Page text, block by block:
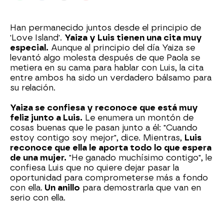
Han permanecido juntos desde el principio de
'Love Island'. Yaiza y Luis tienen una cita muy
especial. Aunque al principio del día Yaiza se
levantó algo molesta después de que Paola se
metiera en su cama para hablar con Luis, la cita
entre ambos ha sido un verdadero bálsamo para
su relación.
Yaiza se confiesa y reconoce que está muy
feliz junto a Luis. Le enumera un montón de
cosas buenas que le pasan junto a él: "Cuando
estoy contigo soy mejor", dice. Mientras, Luis
reconoce que ella le aporta todo lo que espera
de una mujer. "He ganado muchísimo contigo", le
confiesa Luis que no quiere dejar pasar la
oportunidad para comprometerse más a fondo
con ella. Un anillo para demostrarla que van en
serio con ella.